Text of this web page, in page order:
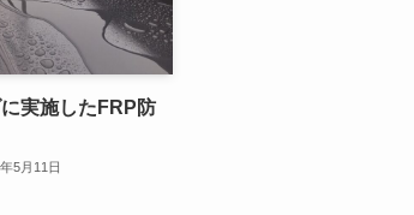
実施したFRP防
5月11日